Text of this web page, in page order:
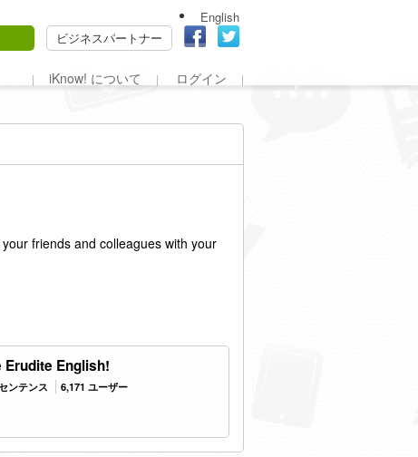
English
ビジネスパートナー
iKnow! について ログイン
friends and colleagues with your
Erudite English!
ンテンス
6,171 ユーザー